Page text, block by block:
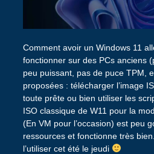
Comment avoir un Windows 11
fonctionner sur des PCs anciens
peu puissant, pas de puce TPM,
proposées : télécharger l’image
toute prête ou bien utiliser les
ISO classique de W11 pour la
(En VM pour l’occasion) est peu
ressources et fonctionne très
l’utiliser cet été le jeudi